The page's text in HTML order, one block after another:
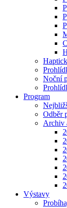
Noční
Program
Odběr
Archiv
Výstavy